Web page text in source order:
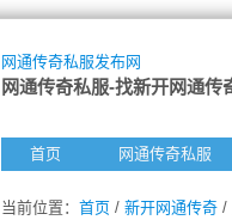
网通传奇私服发布网
网通传奇私服-找新开网通传
首页 网通传奇私服
当前位置： 首页 / 新开网通传奇 /